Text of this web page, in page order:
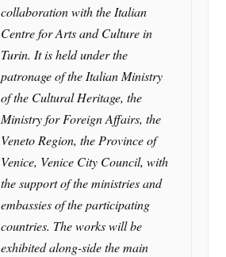
collaboration with the Italian
Centre for Arts and Culture in
Turin. It is held under the
patronage of the Italian Ministry
of the Cultural Heritage, the
Ministry for Foreign Affairs, the
Veneto Region, the Province of
Venice, Venice City Council, with
the support of the ministries and
embassies of the participating
countries. The works will be
exhibited along-side the main